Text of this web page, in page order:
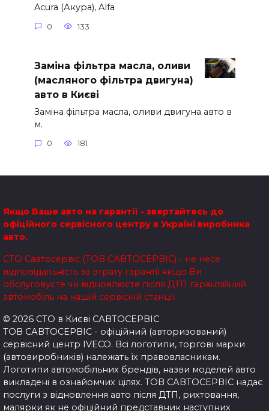
Acura (Акура), Alfa
0 133
Заміна фільтра масла, оливи
(масляного фільтра двигуна)
авто в Києві
Заміна фільтра масла, оливи двигуна авто в
м.
0 181
Якщо Ваше авто на гарантії - звертайтесь до
офіційного сервісного центру в Україні виробника
авто.
СТО Савтосервіс (ТОВ САВТОСЕРВІС) - не несе
відповідальність за втрату гарантії якщо Ви
обслуговуєте чи відновлюєте після ДТП гарантійний
автомобіль на нашій сервісній станції.
© 2026 СТО в Києві САВТОСЕРВІС
ТОВ САВТОСЕРВІС - офіційний (авторизований)
сервісний центр IVECO. Всі логотипи, торгові марки
(автовиробників) належать їх правовласникам.
Логотипи автомобільних брендів, назви моделей авто
викладені в ознайомчих цілях. ТОВ САВТОСЕРВІС надає
послуги з відновлення авто після ДТП, рихтовання,
малярки як не офіційний представник наступних